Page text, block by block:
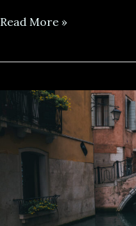
Read More »
dann
doch
Leica